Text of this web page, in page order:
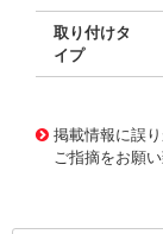
取り付けタ
イプ
掲載情報に誤
ご指摘をお願い